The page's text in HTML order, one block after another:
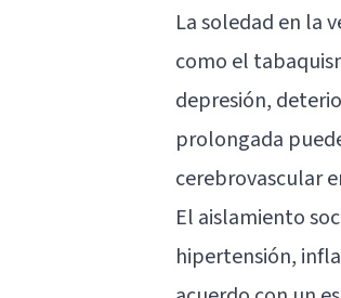
La soledad en la
como el
depresión,
prolongada
cerebrovascular
El aislamiento
hipertensión,